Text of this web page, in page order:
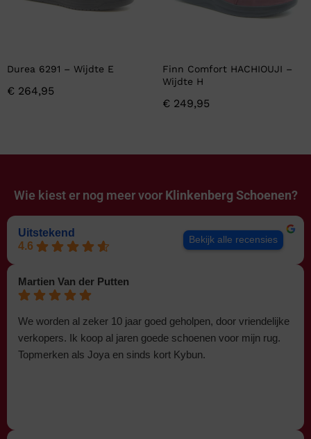
Durea 6291 – Wijdte E
€ 264,95
Finn Comfort HACHIOUJI –
Wijdte H
€ 249,95
Wie kiest er nog meer voor Klinkenberg Schoenen?
Uitstekend
4.6
Bekijk alle recensies
Martien Van der Putten
We worden al zeker 10 jaar goed geholpen, door vriendelijke
verkopers. Ik koop al jaren goede schoenen voor mijn rug.
Topmerken als Joya en sinds kort Kybun.